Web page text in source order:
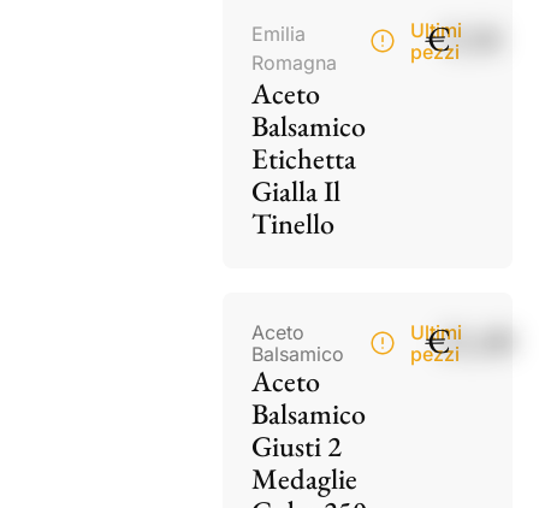
Emilia
Romagna
Aceto
Balsamico
Etichetta
Gialla Il
Tinello
Ultimi
pezzi
€9,50
Aceto
Balsamico
Aceto
Balsamico
Giusti 2
Medaglie
Ultimi
pezzi
€21,00